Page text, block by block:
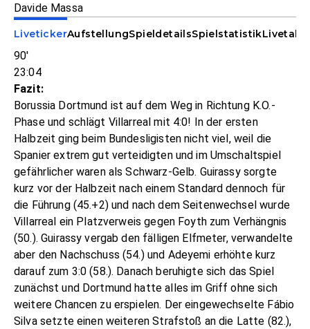
Davide Massa
LivetickerAufstellungSpieldetailsSpielstatistik
90'
23:04
Fazit:
Borussia Dortmund ist auf dem Weg in Richtung K.O.-
Phase und schlägt Villarreal mit 4:0! In der ersten
Halbzeit ging beim Bundesligisten nicht viel, weil die
Spanier extrem gut verteidigten und im Umschaltspiel
gefährlicher waren als Schwarz-Gelb. Guirassy sorgte
kurz vor der Halbzeit nach einem Standard dennoch für
die Führung (45.+2) und nach dem Seitenwechsel wurde
Villarreal ein Platzverweis gegen Foyth zum Verhängnis
(50.). Guirassy vergab den fälligen Elfmeter, verwandelte
aber den Nachschuss (54.) und Adeyemi erhöhte kurz
darauf zum 3:0 (58.). Danach beruhigte sich das Spiel
zunächst und Dortmund hatte alles im Griff ohne sich
weitere Chancen zu erspielen. Der eingewechselte Fábio
Silva setzte einen weiteren Strafstoß an die Latte (82.),